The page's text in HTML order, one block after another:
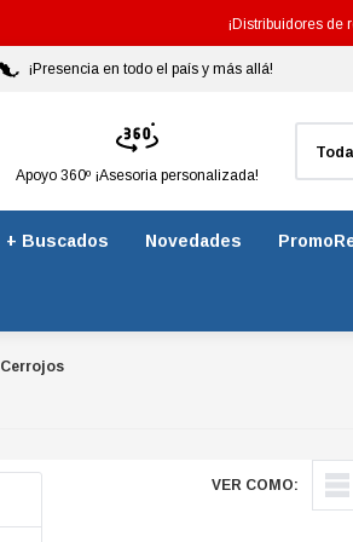
¡Distribuidores de
¡Presencia en todo el país y más allá!
Apoyo 360º ¡Asesoria personalizada!
+ Buscados Novedades
Cerrojos
VER COMO: